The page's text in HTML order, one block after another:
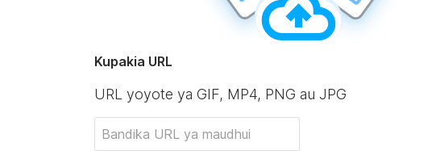
Kupakia URL
URL yoyote ya GIF, MP4, PNG au JPG